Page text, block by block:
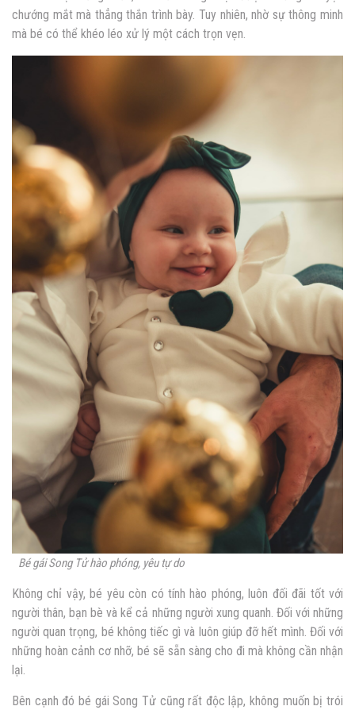
chướng mắt mà thẳng thắn trình bày. Tuy nhiên, nhờ sự thông minh
mà bé có thể khéo léo xử lý một cách trọn vẹn.
Bé gái Song Tử hào phóng, yêu tự do
Không chỉ vậy, bé yêu còn có tính hào phóng, luôn đối đãi tốt với
người thân, bạn bè và kể cả những người xung quanh. Đối với những
người quan trọng, bé không tiếc gì và luôn giúp đỡ hết mình. Đối với
những hoàn cảnh cơ nhỡ, bé sẽ sẵn sàng cho đi mà không cần nhận
lại.
Bên cạnh đó bé gái Song Tử cũng rất độc lập, không muốn bị trói